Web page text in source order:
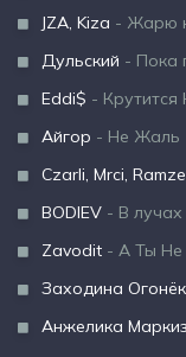
JZA, Kiza - Жарю
Дульский - Пока
Eddi$ -
Айгор - Не Жаль
Czarli, Mrci,
BODIEV - В лучах
Zavodit - А Ты Не
Заходина Огонёк
Анжелика